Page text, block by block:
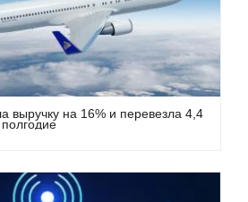
выручку на 16% и перевезла 4,4